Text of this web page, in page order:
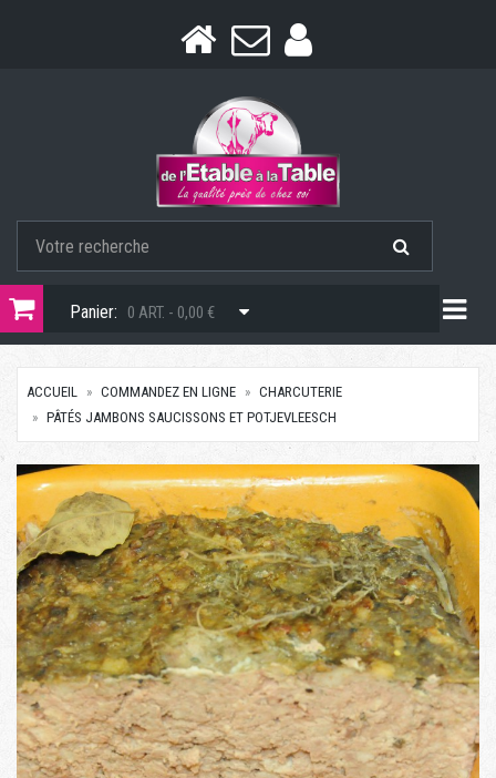
Panier: 0 ART. - 0,00 €
ACCUEIL COMMANDEZ EN LIGNE
CHARCUTERIE
PÂTÉS JAMBONS SAUCISSONS ET POTJEVLEESCH